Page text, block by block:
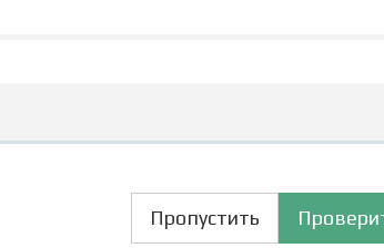
Пропустить